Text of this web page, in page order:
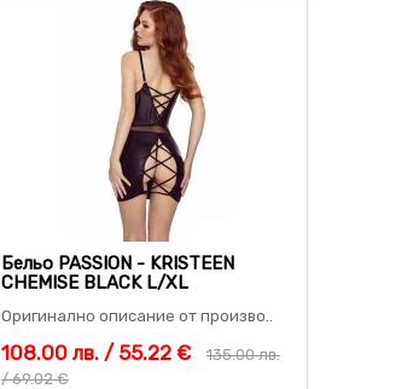
Бельо PASSION - KRISTEEN
CHEMISE BLACK L/XL
Оригинално описание от произво..
108.00 лв. / 55.22 €
135.00 лв.
/ 69.02 €